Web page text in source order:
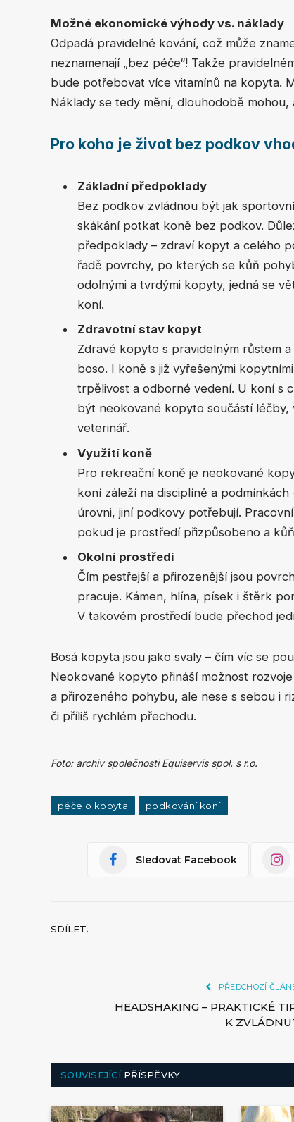
Možné ekonomické výhody vs. náklady
Odpadá pravidelné kování, což může
neznamenají „bez péče“! Takže
bude potřebovat více vitamínů na kopyta.
Náklady se tedy mění, dlouhodobě mohou,
Pro koho je život bez podkov
Základní předpoklady
Bez podkov zvládnou být jak
skákání potkat koně bez podkov.
předpoklady – zdraví kopyt a celého
řadě povrchy, po kterých se kůň
odolnými a tvrdými kopyty, jedná se
koní.
Zdravotní stav kopyt
Zdravé kopyto s pravidelným růstem
boso. I koně s již vyřešenými
trpělivost a odborné vedení. U koní s
být neokované kopyto součástí
veterinář.
Využití koně
Pro rekreační koně je neokované
koní záleží na disciplíně a
úrovni, jiní podkovy potřebují.
pokud je prostředí přizpůsobeno a
Okolní prostředí
Čím pestřejší a přirozenější jsou
pracuje. Kámen, hlína, písek i štěrk
V takovém prostředí bude přechod
Bosá kopyta jsou jako svaly – čím víc se
Neokované kopyto přináší možnost
a přirozeného pohybu, ale nese s sebou i
či příliš rychlém přechodu.
Foto: archiv společnosti Equiservis spol. s r.o.
péče o kopyta podkování koní
Sledovat Facebook
SDÍLET.
PŘEDCHOZÍ
HEADSHAKING – PRAKTICKÉ
K
SOUVISEJÍCÍPŘÍSPĚVKY